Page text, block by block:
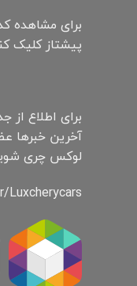
برای مشاهده
پیشتاز کلیک
برای اطلاع از
آخرین خبرها
لوکس چری
Luxcherycars